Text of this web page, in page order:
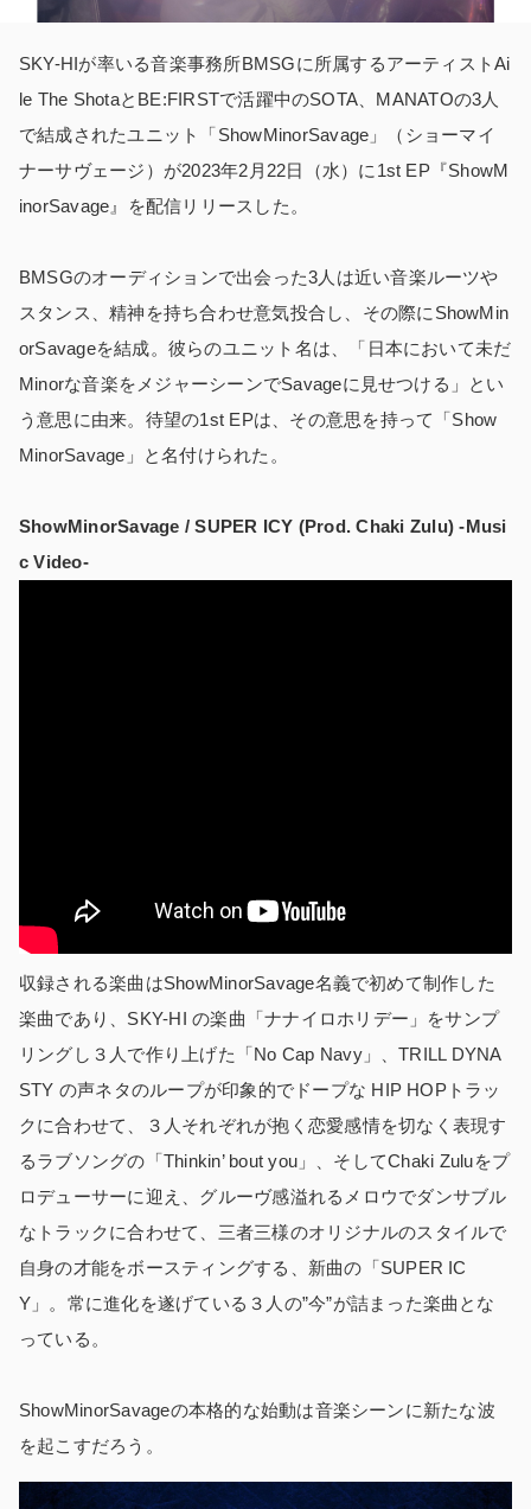
SKY-HIが率いる音楽事務所BMSGに所属するアーティストAi
le The ShotaとBE:FIRSTで活躍中のSOTA、MANATOの3人
で結成されたユニット「ShowMinorSavage」（ショーマイ
ナーサヴェージ）が2023年2月22日（水）に1st EP『ShowM
inorSavage』を配信リリースした。
BMSGのオーディションで出会った3人は近い音楽ルーツや
スタンス、精神を持ち合わせ意気投合し、その際にShowMin
orSavageを結成。彼らのユニット名は、「日本において未だ
Minorな音楽をメジャーシーンでSavageに見せつける」とい
う意思に由来。待望の1st EPは、その意思を持って「Show
MinorSavage」と名付けられた。
ShowMinorSavage / SUPER ICY (Prod. Chaki Zulu) -Musi
c Video-
収録される楽曲はShowMinorSavage名義で初めて制作した
楽曲であり、SKY-HI の楽曲「ナナイロホリデー」をサンプ
リングし３人で作り上げた「No Cap Navy」、TRILL DYNA
STY の声ネタのループが印象的でドープな HIP HOPトラッ
クに合わせて、３人それぞれが抱く恋愛感情を切なく表現す
るラブソングの「Thinkin’ bout you」、そしてChaki Zuluをプ
ロデューサーに迎え、グルーヴ感溢れるメロウでダンサブル
なトラックに合わせて、三者三様のオリジナルのスタイルで
自身の才能をボースティングする、新曲の「SUPER IC
Y」。常に進化を遂げている３人の”今”が詰まった楽曲とな
っている。
ShowMinorSavageの本格的な始動は音楽シーンに新たな波
を起こすだろう。